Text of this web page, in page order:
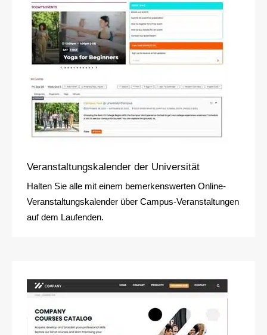
Veranstaltungskalender der Universität
Halten Sie alle mit einem bemerkenswerten Online-
Veranstaltungskalender über Campus-Veranstaltungen
auf dem Laufenden.